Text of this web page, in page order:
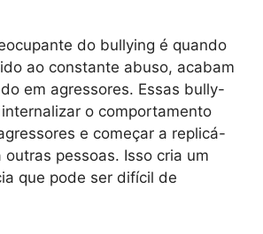
do bullying é quando
ao constante abuso, acabam
em agressores. Essas bully-
o comportamento
e começar a replicá-
outras pessoas. Isso cria um
que pode ser difícil de